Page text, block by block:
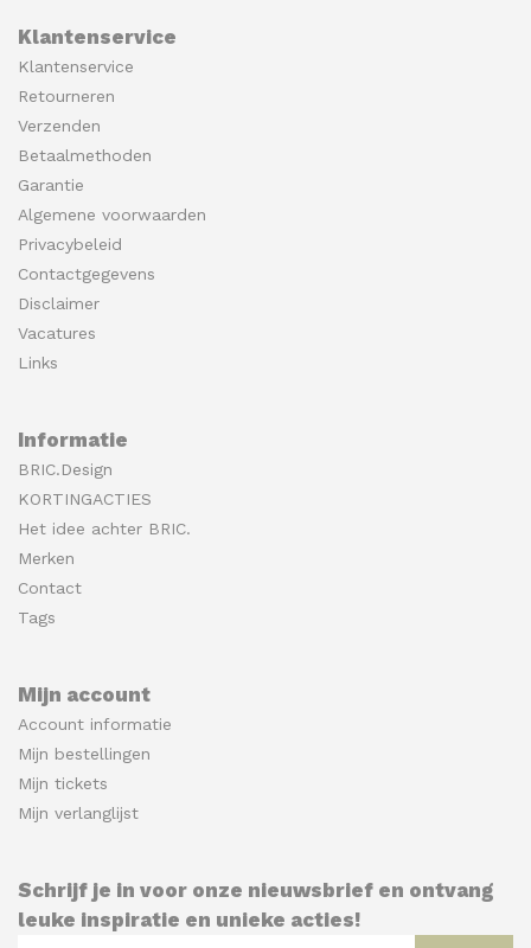
Klantenservice
Klantenservice
Retourneren
Verzenden
Betaalmethoden
Garantie
Algemene voorwaarden
Privacybeleid
Contactgegevens
Disclaimer
Vacatures
Links
Informatie
BRIC.Design
KORTINGACTIES
Het idee achter BRIC.
Merken
Contact
Tags
Mijn account
Account informatie
Mijn bestellingen
Mijn tickets
Mijn verlanglijst
Schrijf je in voor onze nieuwsbrief en ontvang
leuke inspiratie en unieke acties!